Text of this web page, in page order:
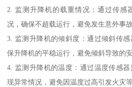
2. 监测升降机的载重情况：通过传感
况，确保不超载运行，避免发生意外事故
3. 监测升降机的倾斜度：通过倾斜传
保升降机的平稳运行，避免倾斜导致的安
4. 监测升降机的温度：通过温度传感
现异常情况，避免因温度过高引发火灾等